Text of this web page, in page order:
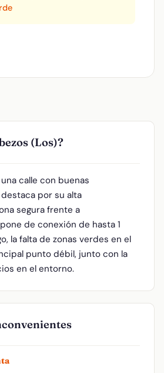
(Los)?
calle con buenas
por su alta
segura frente a
de conexión de hasta 1
la falta de zonas verdes en el
punto débil, junto con la
en el entorno.